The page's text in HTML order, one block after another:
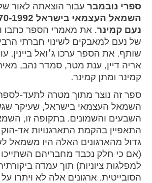
גופנים
remove_circle_outline
Decrease font
spellcheck
גופן קריא
ניגודיות צבעים
brightness_high
ניגודיות בהירה
ספרי נובמבר עבור הוצאתה לאור
נעם קמינר. את מאמרי הספר כתבו
של נעם למאבקים לשינוי חברתי
שותף. את הספר ערכו ג׳ואל ביינין,
אריה דיין, ענת מטר, סמדר נהב,
קמינר ומתן קמינר.
ספר זה נוצר מתוך מטרה לתעד-
השמאל העצמאי בישראל, שעיקר
השבעים והשמונים. בתקופה זו,
התאפיין בהקמת התארגנויות אד-
גדול מהארגונים האלה היו משמאל
(אם כי חלק נכבד מחבריהם השתייכו
למפלגות ציוניות) תוך עמדה
הסובייטית. ארגונים אלה לא ויתרו על